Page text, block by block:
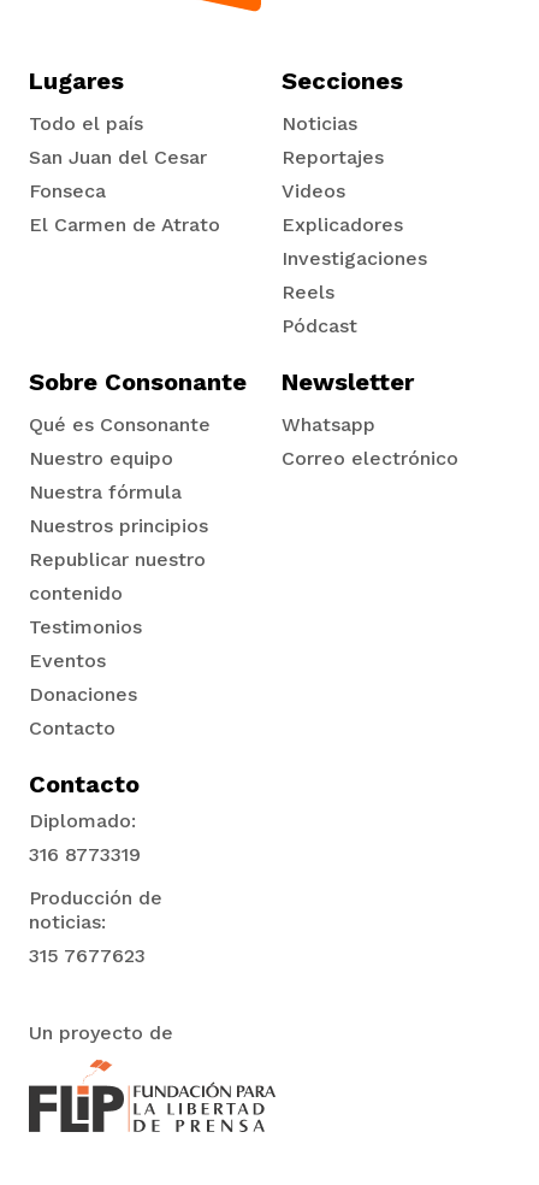
Lugares
Todo el país
San Juan del Cesar
Fonseca
El Carmen de Atrato
Secciones
Noticias
Reportajes
Videos
Explicadores
Investigaciones
Reels
Pódcast
Sobre Consonante
Qué es Consonante
Nuestro equipo
Nuestra fórmula
Nuestros principios
Republicar nuestro
contenido
Testimonios
Eventos
Donaciones
Contacto
Newsletter
Whatsapp
Correo electrónico
Contacto
Diplomado:
316 8773319
Producción de
noticias:
315 7677623
Un proyecto de